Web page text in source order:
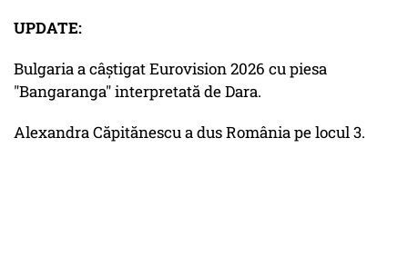
UPDATE:
Bulgaria a câștigat Eurovision 2026 cu piesa
"Bangaranga" interpretată de Dara.
Alexandra Căpitănescu a dus România pe locul 3.